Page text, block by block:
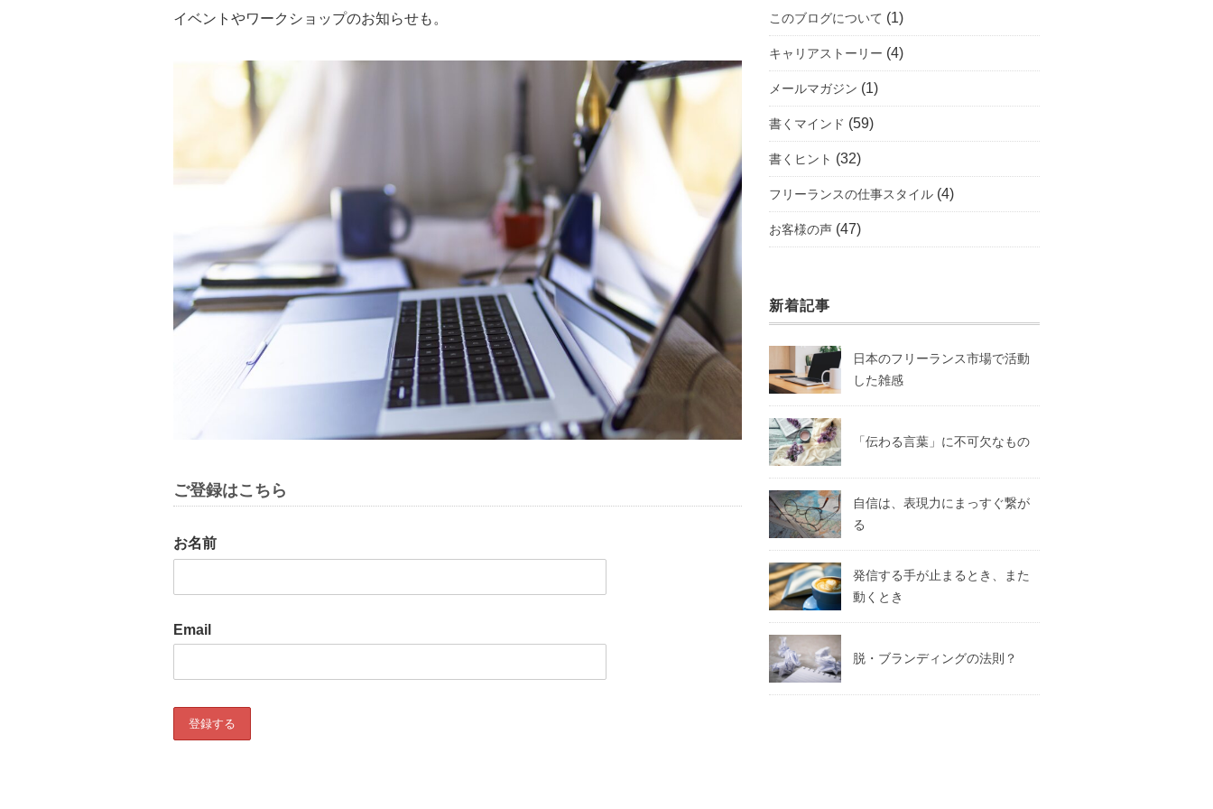
イベントやワークショップのお知らせも。
ご登録はこちら
お名前
Email
このブログについて (1)
キャリアストーリー (4)
メールマガジン (1)
書くマインド (59)
書くヒント (32)
フリーランスの仕事スタイル (4)
お客様の声 (47)
新着記事
日本のフリーランス市場で活動
した雑感
「伝わる言葉」に不可欠なもの
自信は、表現力にまっすぐ繋が
る
発信する手が止まるとき、また
動くとき
脱・ブランディングの法則？